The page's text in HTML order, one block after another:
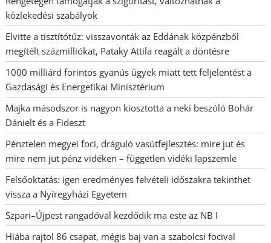
közlekedési szabályok
Elvitte a tisztítótűz: visszavonták az Eddának közpénzből
megítélt százmilliókat, Pataky Attila reagált a döntésre
1000 milliárd forintos gyanús ügyek miatt tett feljelentést a
Gazdasági és Energetikai Minisztérium
Majka másodszor is nagyon kiosztotta a neki beszóló Bohár
Dánielt és a Fideszt
Pénztelen megyei foci, dráguló vasútfejlesztés: mire jut és
mire nem jut pénz vidéken – független vidéki lapszemle
Felsőoktatás: igen eredményes felvételi időszakra tekinthet
vissza a Nyíregyházi Egyetem
Szpari–Újpest rangadóval kezdődik ma este az NB I
Hiába rajtol 86 csapat, mégis baj van a szabolcsi focival